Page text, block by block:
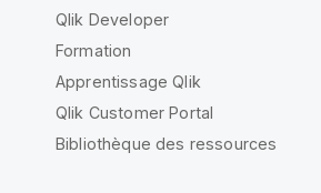
Qlik Developer
Formation
Apprentissage Qlik
Qlik Customer Portal
Bibliothèque des ressources